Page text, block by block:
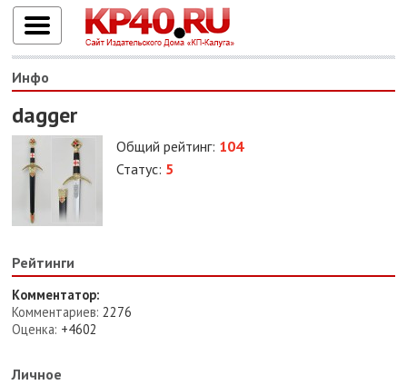
Инфо
dagger
Общий рейтинг: 104
Статус: 5
Рейтинги
Комментатор:
Комментариев: 2276
Оценка: +4602
Личное